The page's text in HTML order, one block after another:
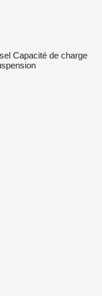
Capacité de charge